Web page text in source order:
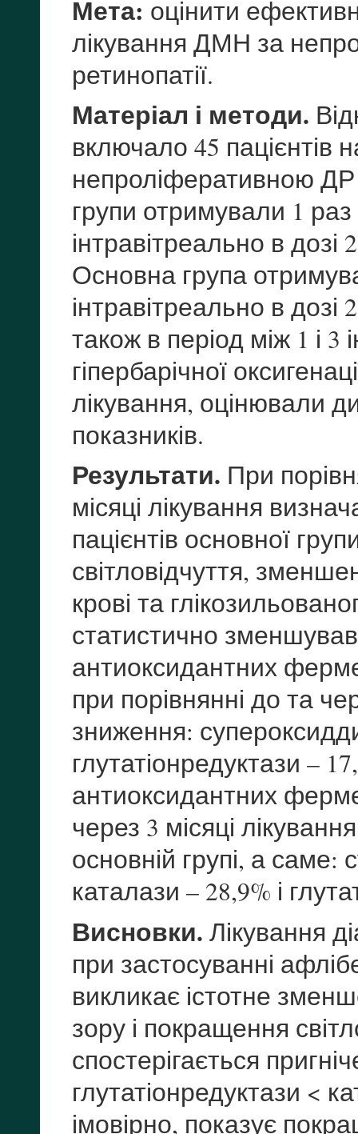
Мета: оцінити
лікування ДМН за
ретинопатії.
Матеріал і методи.
включало 45 пацієнтів
непроліферативною
групи отримували 1
інтравітреально в
Основна група
інтравітреально в
також в період між 1 і 3
гіпербарічної
лікування, оцінювали
показників.
Результати. При
місяці лікування
пацієнтів основної
світловідчуття,
крові та
статистично
антиоксидантних
при порівнянні до та
зниження:
глутатіонредуктази –
антиоксидантних
через 3 місяці
основній групі, а саме:
каталази – 28,9% і
Висновки. Лікування
при застосуванні
викликає істотне
зору і покращення
спостерігається
глутатіонредуктази <
імовірно, показує